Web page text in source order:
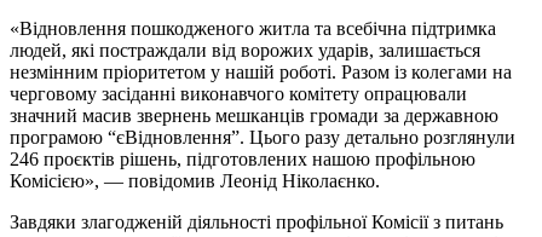
«Відновлення пошкодженого житла та всебічна підтримка
людей, які постраждали від ворожих ударів, залишається
незмінним пріоритетом у нашій роботі. Разом із колегами на
черговому засіданні виконавчого комітету опрацювали
значний масив звернень мешканців громади за державною
програмою “єВідновлення”. Цього разу детально розглянули
246 проєктів рішень, підготовлених нашою профільною
Комісією», — повідомив Леонід Ніколаєнко.
Завдяки злагодженій діяльності профільної Комісії з питань